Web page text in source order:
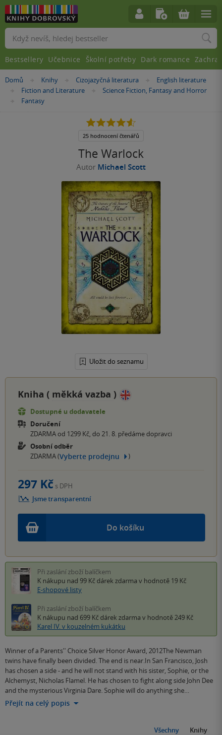
Nacházíte
Domů »Knihy »Cizojazyčná literatura »English literature
»
Fiction and Literature »
Science Fiction, Fantasy and Horror
»Fantasy
The Warlock
Autor Michael Scott
Uložit do seznamu
4.6
5
25 hodnocení čtenářů
Kniha ( měkká vazba )
Dostupné u dodavatele
Doručení
ZDARMA od 1299 Kč, do 21. 8. předáme dopravci
Osobní odběr
ZDARMA (Vyberte prodejnu )
Do košíku
297 Kč s DPH
Jsme transparentní
Při zaslání zboží balíčkem
K nákupu nad 99 Kč dárek zdarma v hodnotě 19 Kč
E-shopové listy
Při zaslání zboží balíčkem
K nákupu nad 699 Kč dárek zdarma v hodnotě 249 Kč
Karel IV. v kouzelném kukátku
Winner of a Parents'' Choice Silver Honor Award, 2012The Newman
twins have finally been divided. The end is near.In San Francisco, Josh
has chosen a side - and he will not stand with his sister, Sophie, or the
Alchemyst, Nicholas Flamel. He has chosen to fight along side John Dee
and the mysterious Virginia Dare. Sophie will do anything she…
Přejít na celý popis
Všechny Knihy
Vyhledávání
Bestsellery Učebnice Školní potřeby Dark romance